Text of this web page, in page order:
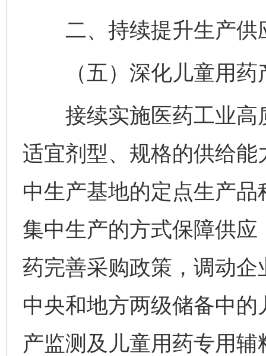
二、持续提升生产供
（五）深化儿童用药
接续实施医药工业高
适宜剂型、规格的供给
中生产基地的定点生产
集中生产的方式保障供
药完善采购政策，调动
中央和地方两级储备中
产监测及儿童用药专用